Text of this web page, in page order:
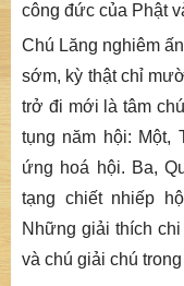
công đức của Phật
Chú Lăng nghiêm
sớm, kỳ thật chỉ
trở đi mới là tâm
tụng năm hội: Một,
ứng hoá hội. Ba,
tạng chiết nhiếp
Những giải thích
và chú giải chú